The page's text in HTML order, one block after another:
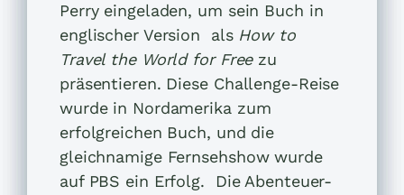
Perry eingeladen, um sein Buch in
englischer Version als How to
Travel the World for Freezu
präsentieren. Diese Challenge-Reise
wurde in Nordamerika zum
erfolgreichen Buch, und die
gleichnamige Fernsehshow wurde
auf PBS ein Erfolg. Die Abenteuer-